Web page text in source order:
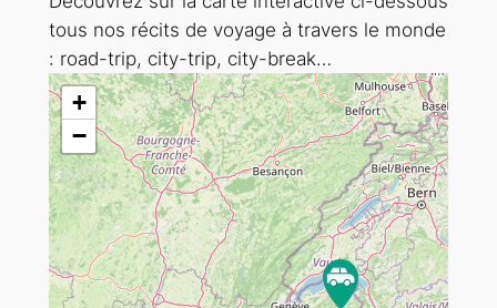
tous nos récits de voyage à travers le monde
: road-trip, city-trip, city-break…
+
−